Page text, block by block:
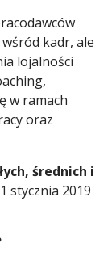
kadr, ale
lojalności
w ramach
oraz
średnich i
stycznia 2019